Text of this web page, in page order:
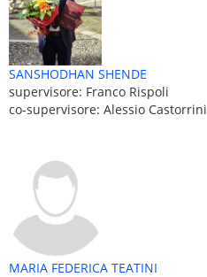
SANSHODHAN SHENDE
supervisore: Franco Rispoli
co-supervisore: Alessio Castorrini
MARIA FEDERICA TEATINI